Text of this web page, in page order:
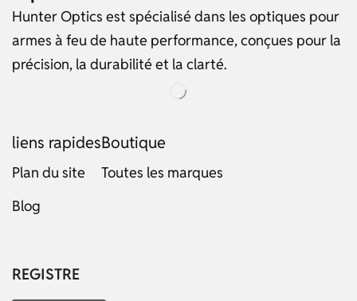
Hunter Optics est spécialisé dans les optiques pour
armes à feu de haute performance, conçues pour la
précision, la durabilité et la clarté.
liens rapides
Plan du site
Blog
Boutique
Toutes les marques
REGISTRE